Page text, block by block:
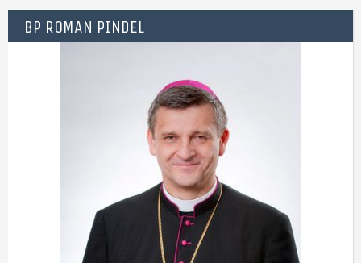
BP ROMAN PINDEL